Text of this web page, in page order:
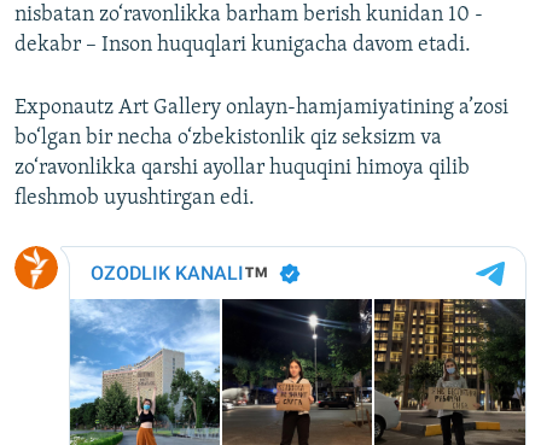
nisbatan zo‘ravonlikka barham berish kunidan 10 -
dekabr – Inson huquqlari kunigacha davom etadi.
Exponautz Art Gallery onlayn-hamjamiyatining a’zosi
bo‘lgan bir necha o‘zbekistonlik qiz seksizm va
zo‘ravonlikka qarshi ayollar huquqini himoya qilib
fleshmob uyushtirgan edi.